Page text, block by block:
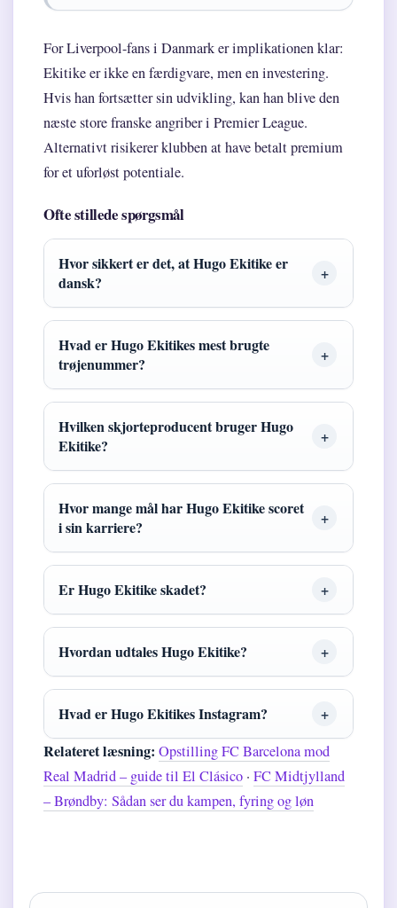
For Liverpool-fans i Danmark er implikationen klar:
Ekitike er ikke en færdigvare, men en investering.
Hvis han fortsætter sin udvikling, kan han blive den
næste store franske angriber i Premier League.
Alternativt risikerer klubben at have betalt premium
for et uforløst potentiale.
Ofte stillede spørgsmål
Hvor sikkert er det, at Hugo Ekitike er
dansk?
Hvad er Hugo Ekitikes mest brugte
trøjenummer?
Hvilken skjorteproducent bruger Hugo
Ekitike?
Hvor mange mål har Hugo Ekitike scoret
i sin karriere?
Er Hugo Ekitike skadet?
Hvordan udtales Hugo Ekitike?
Hvad er Hugo Ekitikes Instagram?
Relateret læsning: Opstilling FC Barcelona mod
Real Madrid – guide til El Clásico · FC Midtjylland
– Brøndby: Sådan ser du kampen, fyring og løn